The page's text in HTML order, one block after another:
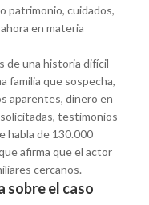
patrimonio, cuidados,
en materia
de una historia difícil
familia que sospecha,
aparentes, dinero en
testimonios
habla de 130.000
afirma que el actor
cercanos.
sobre el caso